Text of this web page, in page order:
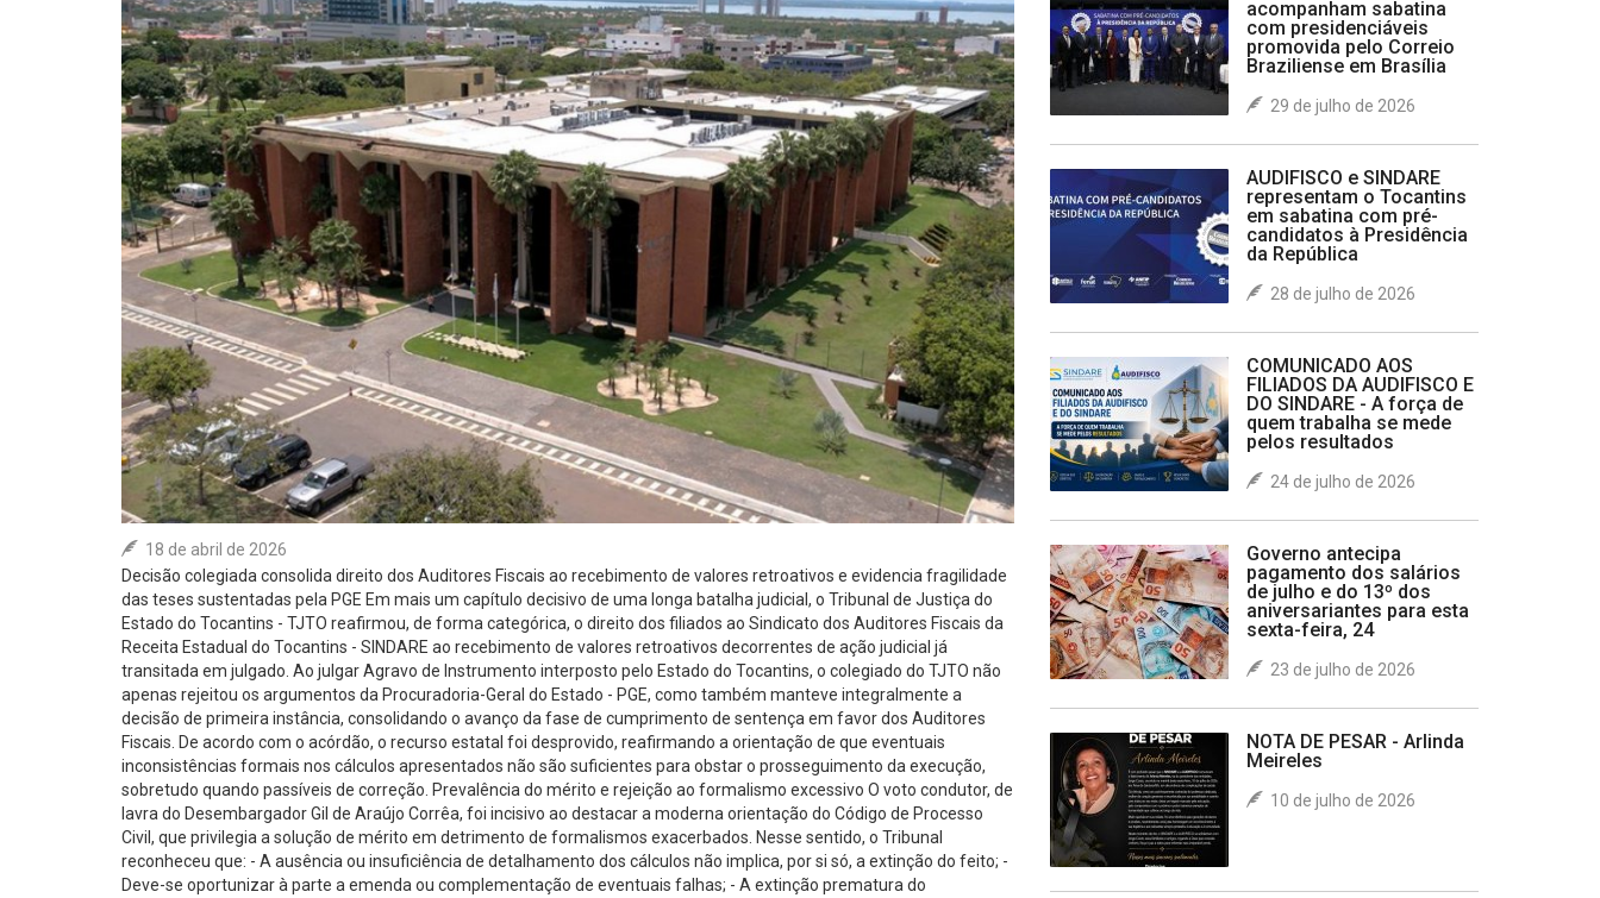
18 de abril de 2026
Decisão colegiada consolida direito dos Auditores Fiscais ao recebimento de valores retroativos e evidencia fragilidade
das teses sustentadas pela PGE Em mais um capítulo decisivo de uma longa batalha judicial, o Tribunal de Justiça do
Estado do Tocantins - TJTO reafirmou, de forma categórica, o direito dos filiados ao Sindicato dos Auditores Fiscais da
Receita Estadual do Tocantins - SINDARE ao recebimento de valores retroativos decorrentes de ação judicial já
transitada em julgado. Ao julgar Agravo de Instrumento interposto pelo Estado do Tocantins, o colegiado do TJTO não
apenas rejeitou os argumentos da Procuradoria-Geral do Estado - PGE, como também manteve integralmente a
decisão de primeira instância, consolidando o avanço da fase de cumprimento de sentença em favor dos Auditores
Fiscais. De acordo com o acórdão, o recurso estatal foi desprovido, reafirmando a orientação de que eventuais
inconsistências formais nos cálculos apresentados não são suficientes para obstar o prosseguimento da execução,
sobretudo quando passíveis de correção. Prevalência do mérito e rejeição ao formalismo excessivo O voto condutor, de
lavra do Desembargador Gil de Araújo Corrêa, foi incisivo ao destacar a moderna orientação do Código de Processo
Civil, que privilegia a solução de mérito em detrimento de formalismos exacerbados. Nesse sentido, o Tribunal
reconheceu que: - A ausência ou insuficiência de detalhamento dos cálculos não implica, por si só, a extinção do feito; -
Deve-se oportunizar à parte a emenda ou complementação de eventuais falhas; - A extinção prematura do
acompanham sabatina
com presidenciáveis
promovida pelo Correio
Braziliense em Brasília
29 de julho de 2026
AUDIFISCO e SINDARE
representam o Tocantins
em sabatina com pré-
candidatos à Presidência
da República
28 de julho de 2026
COMUNICADO AOS
FILIADOS DA AUDIFISCO E
DO SINDARE - A força de
quem trabalha se mede
pelos resultados
24 de julho de 2026
Governo antecipa
pagamento dos salários
de julho e do 13º dos
aniversariantes para esta
sexta-feira, 24
23 de julho de 2026
NOTA DE PESAR - Arlinda
Meireles
10 de julho de 2026